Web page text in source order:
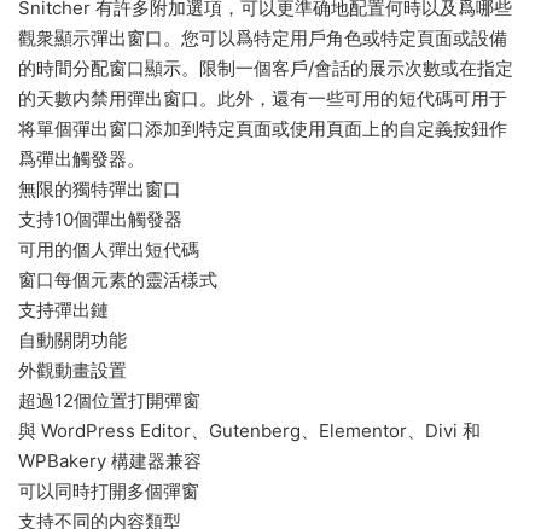
Snitcher 有許多附加選項，可以更準确地配置何時以及爲哪些
觀衆顯示彈出窗口。您可以爲特定用戶角色或特定頁面或設備
的時間分配窗口顯示。限制一個客戶/會話的展示次數或在指定
的天數内禁用彈出窗口。此外，還有一些可用的短代碼可用于
将單個彈出窗口添加到特定頁面或使用頁面上的自定義按鈕作
爲彈出觸發器。
無限的獨特彈出窗口
支持10個彈出觸發器
可用的個人彈出短代碼
窗口每個元素的靈活樣式
支持彈出鏈
自動關閉功能
外觀動畫設置
超過12個位置打開彈窗
與 WordPress Editor、Gutenberg、Elementor、Divi 和
WPBakery 構建器兼容
可以同時打開多個彈窗
支持不同的内容類型